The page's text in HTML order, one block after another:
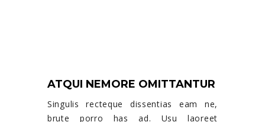
ATQUI NEMORE OMITTANTUR
Singulis recteque dissentias eam ne,
brute porro has ad. Usu laoreet